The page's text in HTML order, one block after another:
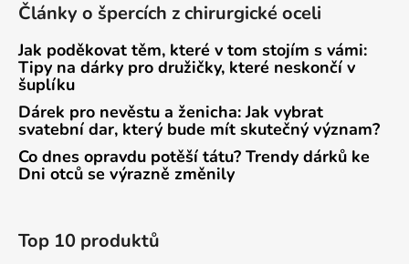
Články o špercích z chirurgické oceli
Jak poděkovat těm, které v tom stojím s vámi:
Tipy na dárky pro družičky, které neskončí v
šuplíku
Dárek pro nevěstu a ženicha: Jak vybrat
svatební dar, který bude mít skutečný význam?
Co dnes opravdu potěší tátu? Trendy dárků ke
Dni otců se výrazně změnily
Top 10 produktů